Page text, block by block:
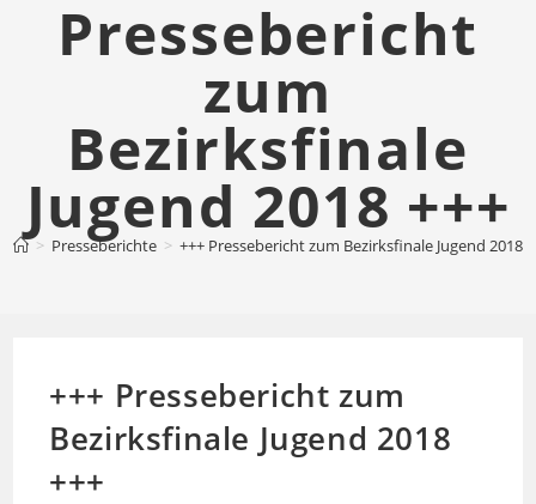
Pressebericht
zum
Bezirksfinale
Jugend 2018 +++
> Presseberichte > +++ Pressebericht zum Bezirksfinale Jugend 2018
+++ Pressebericht zum
Bezirksfinale Jugend 2018
+++